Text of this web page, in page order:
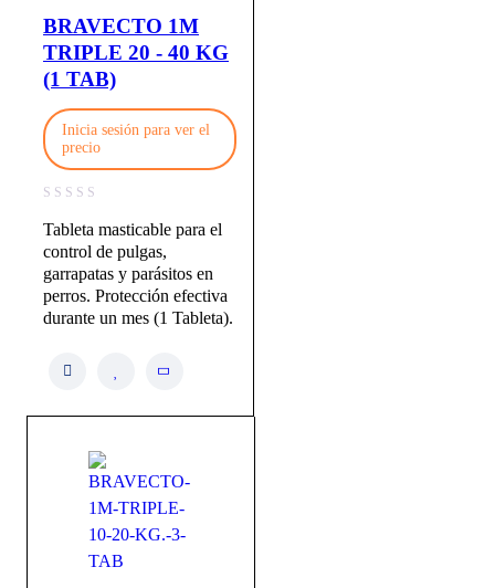
BRAVECTO 1M
TRIPLE 20 - 40 KG
(1 TAB)
Inicia sesión para ver el
precio
Tableta masticable para el
control de pulgas,
garrapatas y parásitos en
perros. Protección efectiva
durante un mes (1 Tableta).